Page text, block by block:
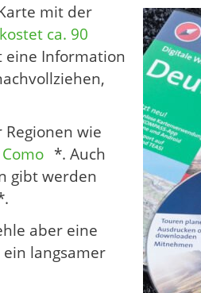
mit der
ca. 90
eine Information
wie
*. Auch
gibt werden
aber eine
langsamer